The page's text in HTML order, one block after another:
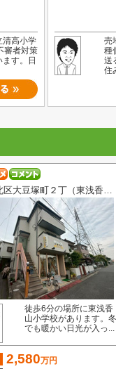
清高小学
審者対策
す。日
売
種
送
住
堺市北区大豆塚町２丁（東浅香山小学校）
徒歩6分の場所に東浅香
山小学校があります。冬
でも暖かい日光が入っ...
2,580万円